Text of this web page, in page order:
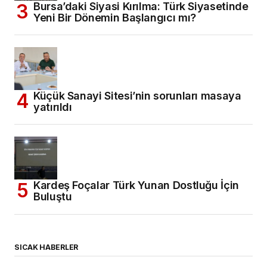
Bursa’daki Siyasi Kırılma: Türk Siyasetinde
Yeni Bir Dönemin Başlangıcı mı?
Küçük Sanayi Sitesi’nin sorunları masaya
yatırıldı
Kardeş Foçalar Türk Yunan Dostluğu İçin
Buluştu
SICAK HABERLER